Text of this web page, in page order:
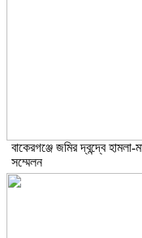
বাকেরগঞ্জে জমির দ্বন্দ্বে
সম্মেলন